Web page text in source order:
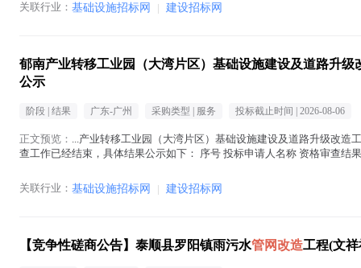
关联行业： 基础设施招标网 | 建设招标网
郁南产业转移工业园（大湾片区）基础设施建设及道路升
公示
阶段 | 结果 广东-广州 采购类型 | 服务 投标截止时间 | 2026-08-06
正文预览： ...产业转移工业园（大湾片区）基础设施建设及道路升级改造
查工作已经结束，具体结果公示如下： 序号 投标申请人名称 资格审查结
关联行业： 基础设施招标网 | 建设招标网
【竞争性磋商公告】泰顺县罗阳镇雨污水管网改造工程(文